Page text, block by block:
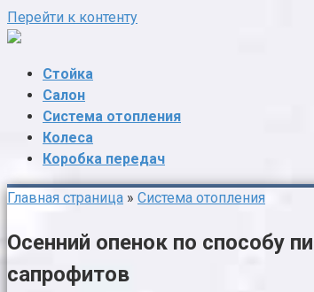
Перейти к контенту
Стойка
Салон
Система отопления
Колеса
Коробка передач
Главная страница » Система отопления
Осенний опенок по способу
сапрофитов